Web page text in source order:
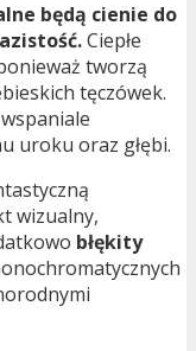
będą cienie do
Ciepłe
tworzą
tęczówek.
wspaniale
uroku oraz głębi.
wizualny,
błękity